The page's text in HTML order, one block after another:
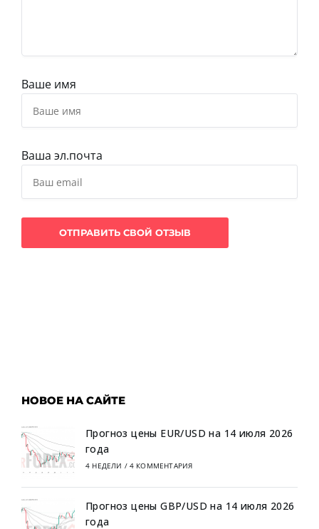
Ваше имя
Ваша эл.почта
НОВОЕ НА САЙТЕ
Прогноз цены EUR/USD на 14 июля 2026
года
4 НЕДЕЛИ / 4 КОММЕНТАРИЯ
Прогноз цены GBP/USD на 14 июля 2026
года